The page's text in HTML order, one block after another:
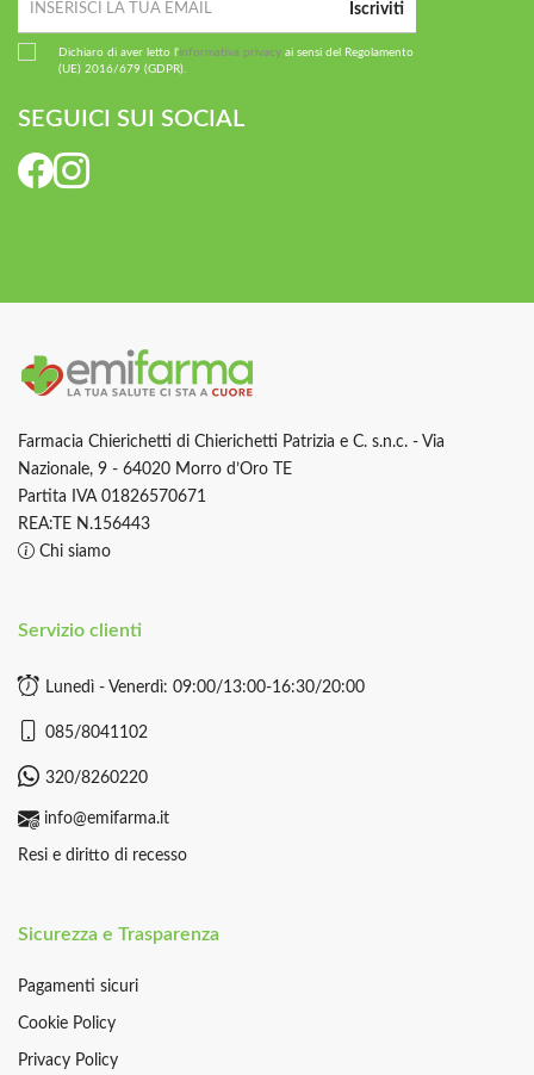
Iscriviti
Dichiaro di aver letto l'informativa privacy ai sensi del Regolamento
(UE) 2016/679 (GDPR).
SEGUICI SUI SOCIAL
Farmacia Chierichetti di Chierichetti Patrizia e C. s.n.c. - Via
Nazionale, 9 - 64020 Morro d’Oro TE
Partita IVA 01826570671
REA:TE N.156443
Chi siamo
Servizio clienti
Lunedì - Venerdì: 09:00/13:00-16:30/20:00
085/8041102
320/8260220
info@emifarma.it
Resi e diritto di recesso
Sicurezza e Trasparenza
Pagamenti sicuri
Cookie Policy
Privacy Policy